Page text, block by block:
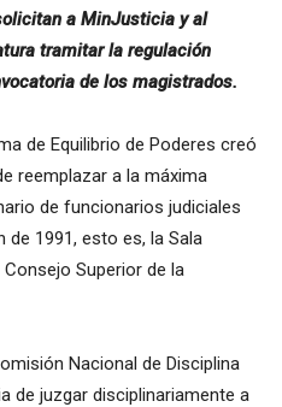
a MinJusticia y al
tramitar la regulación
de los magistrados.
de Equilibrio de Poderes creó
reemplazar a la máxima
de funcionarios judiciales
1991, esto es, la Sala
Superior de la
Nacional de Disciplina
de juzgar disciplinariamente a